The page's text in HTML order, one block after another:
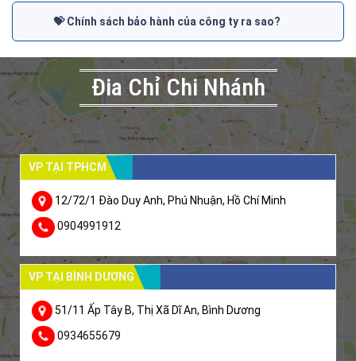
💝 Chính sách bảo hành của công ty ra sao?
Đia Chỉ Chi Nhánh
VP TẠI TPHCM
12/72/1 Đào Duy Anh, Phú Nhuận, Hồ Chí Minh
0904991912
VP TẠI BÌNH DƯƠNG
51/11 Ấp Tây B, Thị Xã Dĩ An, Bình Dương
0934655679